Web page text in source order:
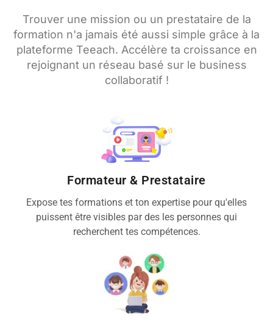
Trouver une mission ou un prestataire de la
formation n'a jamais été aussi simple grâce à la
plateforme Teeach. Accélère ta croissance en
rejoignant un réseau basé sur le business
collaboratif !
Formateur & Prestataire
Expose tes formations et ton expertise pour qu'elles
puissent être visibles par des les personnes qui
recherchent tes compétences.